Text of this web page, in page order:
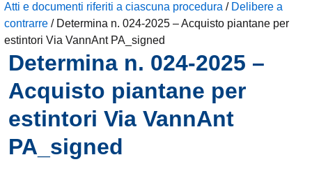
Atti e documenti riferiti a ciascuna procedura / Delibere a
contrarre / Determina n. 024-2025 – Acquisto piantane per
estintori Via VannAnt PA_signed
Determina n. 024-2025 –
Acquisto piantane per
estintori Via VannAnt
PA_signed